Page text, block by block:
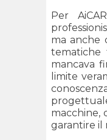
Per
ma anche
tematiche
mancava
limite
macchine,
garantire il